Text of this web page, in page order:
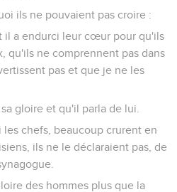
ils ne pouvaient pas croire :
il a endurci leur cœur pour qu'ils
qu'ils ne comprennent pas dans
pas et que je ne les
gloire et qu'il parla de lui.
les chefs, beaucoup crurent en
ils ne le déclaraient pas, de
des hommes plus que la